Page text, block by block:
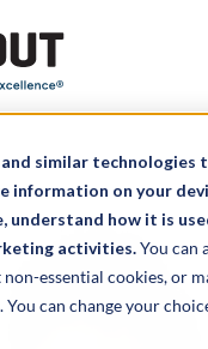
similar technologies
information on your
understand how it is
activities.You can
essential cookies, or
can change your
Excellence